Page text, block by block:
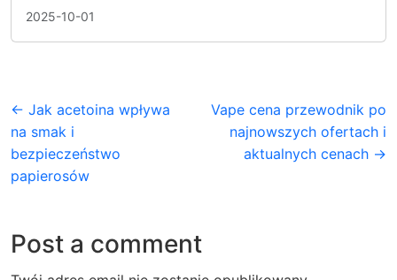
2025-10-01
← Jak acetoina wpływa
na smak i
bezpieczeństwo
papierosów
Vape cena przewodnik po
najnowszych ofertach i
aktualnych cenach →
Post a comment